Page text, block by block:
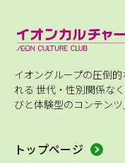
イオングループの圧倒
れる 世代・性別関係な
びと体験型のコンテンツ
トップページ